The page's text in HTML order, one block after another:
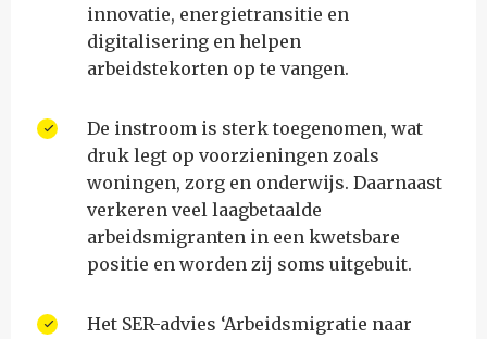
innovatie, energietransitie en
digitalisering en helpen
arbeidstekorten op te vangen.
De instroom is sterk toegenomen, wat
druk legt op voorzieningen zoals
woningen, zorg en onderwijs. Daarnaast
verkeren veel laagbetaalde
arbeidsmigranten in een kwetsbare
positie en worden zij soms uitgebuit.
Het SER-advies ‘Arbeidsmigratie naar